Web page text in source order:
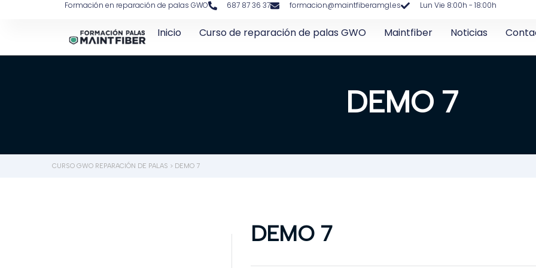
Formación en reparación de palas GWO 687 87 36 37 formacion@maintfiberamgl.es Lun Vie 8:00h - 18:00h
Inicio Curso de reparación de palas GWO Maintfiber Noticias
DEMO 7
CURSO GWO REPARACIÓN DE PALAS > DEMO 7
DEMO 7